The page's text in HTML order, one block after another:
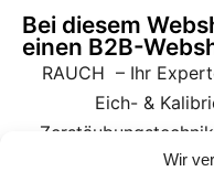
Wir
Bei diesem
einen B2B-
RAUCH – Ihr
Eich- &
Sämtliche Angebote